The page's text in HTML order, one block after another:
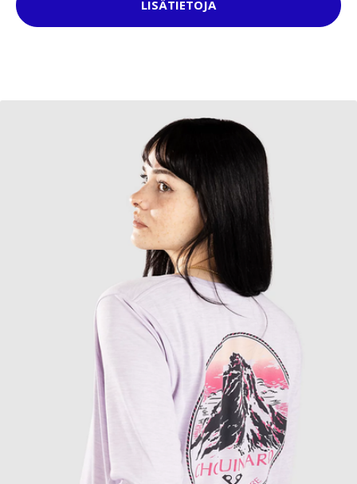
LISÄTIETOJA